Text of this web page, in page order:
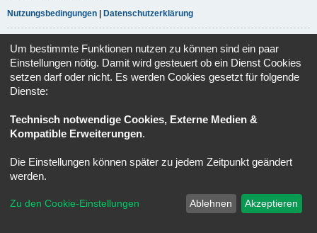
Nutzungsbedingungen
Datenschutzerklärung
Registrieren
Portal Ruhmeshalle Alle Zeiten sindUTC+02:00
Deutsche Übersetzung durchphpBB.de
Datenschutz|
Um bestimmte Funktionen nutzen zu können sind ein paar
Einstellungen nötig. Damit wird gesteuert ob ein Dienst Cookies
setzen darf oder nicht. Es werden Cookies gesetzt für folgende
Dienste:
Technisch notwendige Cookies, Externe Medien &
Kompatible Erweiterungen.
Die Einstellungen können später zu jedem Zeitpunkt geändert
werden.
Zu den Cookie-Einstellungen Ablehnen Akzeptieren